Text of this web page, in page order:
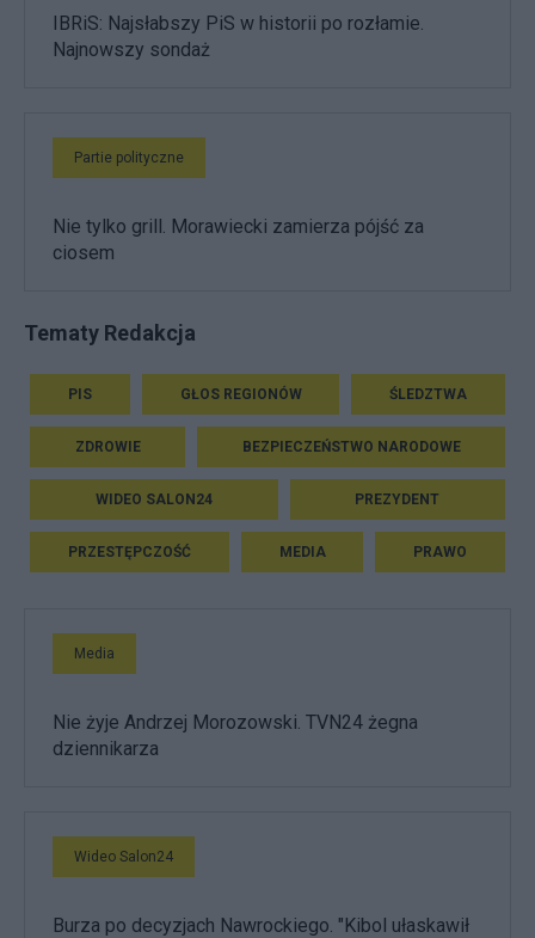
IBRiS: Najsłabszy PiS w historii po rozłamie.
Najnowszy sondaż
Partie polityczne
Nie tylko grill. Morawiecki zamierza pójść za
ciosem
Tematy Redakcja
PIS GŁOS REGIONÓW ŚLEDZTWA
ZDROWIE BEZPIECZEŃSTWO NARODOWE
WIDEO SALON24 PREZYDENT
PRZESTĘPCZOŚĆ MEDIA PRAWO
Media
Nie żyje Andrzej Morozowski. TVN24 żegna
dziennikarza
Wideo Salon24
Burza po decyzjach Nawrockiego. "Kibol ułaskawił